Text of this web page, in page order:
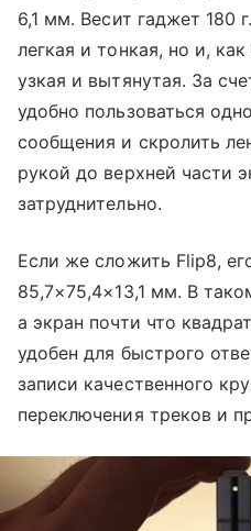
6,1 мм. Весит гаджет 180
легкая и тонкая, но и,
узкая и вытянутая. За
удобно пользоваться
сообщения и скролить
рукой до верхней части
затруднительно.
Если же сложить Flip8,
85,7×75,4×13,1 мм. В
а экран почти что
удобен для быстрого
записи качественного
переключения треков и